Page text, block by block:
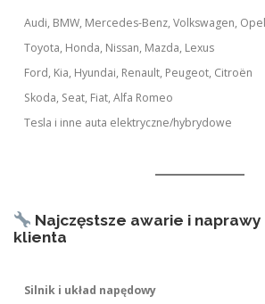
Audi, BMW, Mercedes-Benz, Volkswagen, Opel
Toyota, Honda, Nissan, Mazda, Lexus
Ford, Kia, Hyundai, Renault, Peugeot, Citroën
Skoda, Seat, Fiat, Alfa Romeo
Tesla i inne auta elektryczne/hybrydowe
Najczęstsze awarie i
klienta
Silnik i układ napędowy